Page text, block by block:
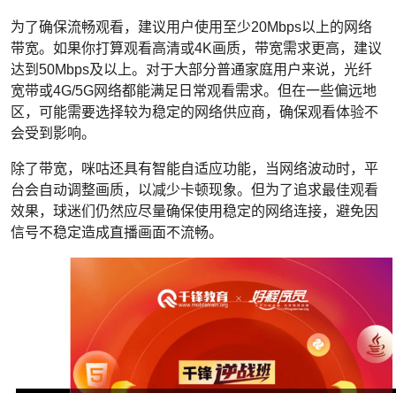
为了确保流畅观看，建议用户使用至少20Mbps以上的网络
带宽。如果你打算观看高清或4K画质，带宽需求更高，建议
达到50Mbps及以上。对于大部分普通家庭用户来说，光纤
宽带或4G/5G网络都能满足日常观看需求。但在一些偏远地
区，可能需要选择较为稳定的网络供应商，确保观看体验不
会受到影响。
除了带宽，咪咕还具有智能自适应功能，当网络波动时，平
台会自动调整画质，以减少卡顿现象。但为了追求最佳观看
效果，球迷们仍然应尽量确保使用稳定的网络连接，避免因
信号不稳定造成直播画面不流畅。